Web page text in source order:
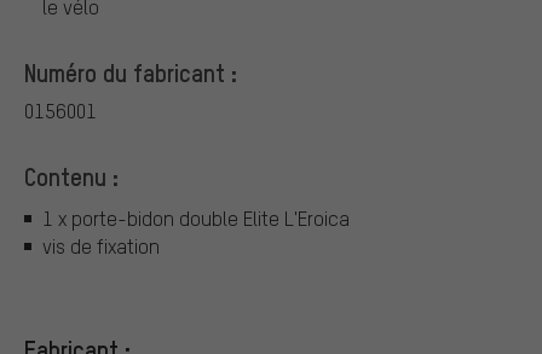
le vélo
Numéro du fabricant :
0156001
Contenu :
1 x porte-bidon double Elite L'Eroica
vis de fixation